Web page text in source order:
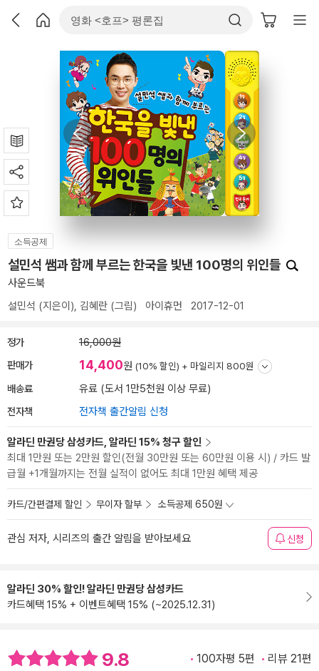
소득공제
설민석 쌤과 함께 부르는 한국을 빛낸 100명의 위인들
사운드북
설민석 (지은이), 김혜란 (그림) 아이휴먼 2017-12-01
정가 16,000원
판매가 14,400원 (10% 할인) + 마일리지 800원
배송료 유료 (도서 1만5천원 이상 무료)
전자책 전자책 출간알림 신청
알라딘 만권당 삼성카드, 알라딘 15% 청구 할인
최대 1만원 또는 2만원 할인(전월 30만원 또는 60만원 이용 시) / 카드 발
급월 +1개월까지는 전월 실적이 없어도 최대 1만원 혜택 제공
카드/간편결제 할인 무이자 할부 소득공제 650원
관심 저자, 시리즈의 출간 알림을 받아보세요 신청
알라딘 30% 할인! 알라딘 만권당 삼성카드
카드혜택 15% + 이벤트혜택 15% (~2025.12.31)
9.8 100자평 5편 리뷰 21편